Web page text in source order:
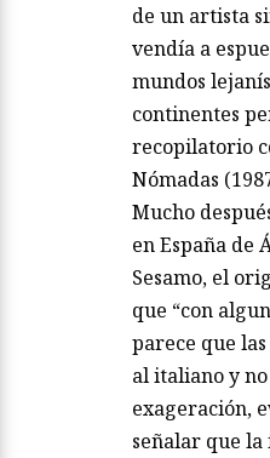
de un artista
vendía a
mundos
continentes
recopilatorio
Nómadas
Mucho
en España de
Sesamo, el
que “con
parece que
al italiano y no
exageración,
señalar que la